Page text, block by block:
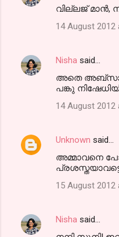
വില്ലജ് മാന്‍,
14 August 2012
Nisha said…
അതെ
പങ്കു
14 August 2012
Unknown said…
അമ്മാവനെ
15 August 2012
Nisha said…